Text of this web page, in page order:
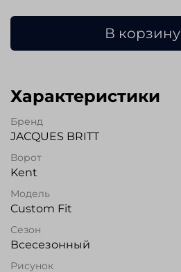
В корзину
Характеристики
Бренд
JAСQUES BRITT
Ворот
Kent
Модель
Custom Fit
Сезон
Всесезонный
Рисунок